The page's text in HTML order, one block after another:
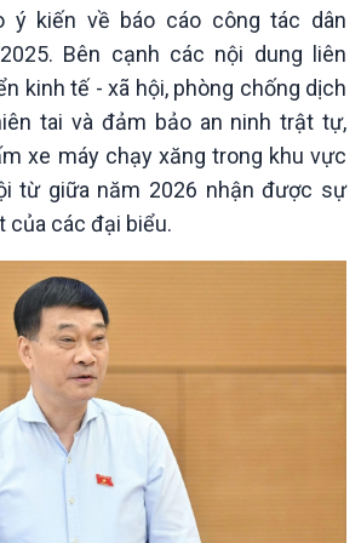
Thế giới
Tin thế giới
Vấn đề quốc tế
ý kiến về báo cáo công tác dân
Bên cạnh các nội dung liên
kinh tế - xã hội, phòng chống dịch
tai và đảm bảo an ninh trật tự,
xe máy chạy xăng trong khu vực
từ giữa năm 2026 nhận được sự
của các đại biểu.